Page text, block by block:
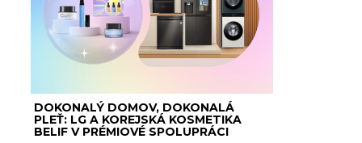
DOKONALÝ DOMOV, DOKONALÁ
PLEŤ: LG A KOREJSKÁ KOSMETIKA
BELIF V PRÉMIOVÉ SPOLUPRÁCI